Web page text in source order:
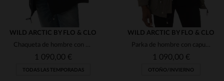
WILD ARCTIC BY FLO & CLO
Chaqueta de hombre con piel de zorro
1 090,00 €
TODAS LAS TEMPORADAS
WILD ARCTIC BY FLO & CLO
Parka de hombre con capucha de pelo de zorro
1 090,00 €
OTOÑO/INVIERNO